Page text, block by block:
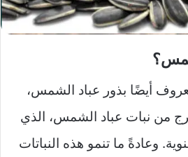
أيضًا بذور عباد الشمس،
من نبات عباد الشمس، الذي
وعادةً ما تنمو هذه النباتات